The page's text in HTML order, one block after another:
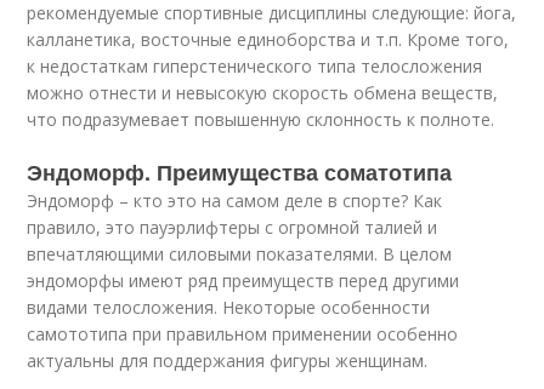
рекомендуемые спортивные дисциплины следующие: йога,
калланетика, восточные единоборства и т.п. Кроме того,
к недостаткам гиперстенического типа телосложения
можно отнести и невысокую скорость обмена веществ,
что подразумевает повышенную склонность к полноте.
Эндоморф. Преимущества соматотипа
Эндоморф – кто это на самом деле в спорте? Как
правило, это пауэрлифтеры с огромной талией и
впечатляющими силовыми показателями. В целом
эндоморфы имеют ряд преимуществ перед другими
видами телосложения. Некоторые особенности
самототипа при правильном применении особенно
актуальны для поддержания фигуры женщинам.